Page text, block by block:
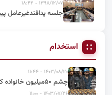
۱۳۹۸/۱۲/۰۷ - ۱۸:۴۲
جلسه پدافندغیرعامل
استخدام
۱۴۰۳/۰۸/۲۰ - ۱۱:۴۴
چشم ۵۰میلیون خانواده کارگری ایران به هیئت رئیسه مجلس